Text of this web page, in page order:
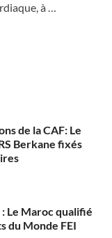
à …
de la CAF: Le
Berkane fixés
Le Maroc qualifié
du Monde FEI